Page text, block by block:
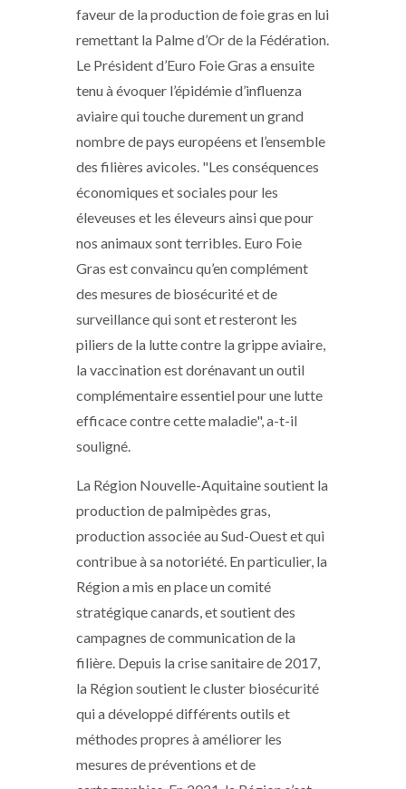
faveur de la production de foie gras en lui
remettant la Palme d’Or de la Fédération.
Le Président d’Euro Foie Gras a ensuite
tenu à évoquer l’épidémie d’influenza
aviaire qui touche durement un grand
nombre de pays européens et l’ensemble
des filières avicoles. "Les conséquences
économiques et sociales pour les
éleveuses et les éleveurs ainsi que pour
nos animaux sont terribles. Euro Foie
Gras est convaincu qu’en complément
des mesures de biosécurité et de
surveillance qui sont et resteront les
piliers de la lutte contre la grippe aviaire,
la vaccination est dorénavant un outil
complémentaire essentiel pour une lutte
efficace contre cette maladie", a-t-il
souligné.
La Région Nouvelle-Aquitaine soutient la
production de palmipèdes gras,
production associée au Sud-Ouest et qui
contribue à sa notoriété. En particulier, la
Région a mis en place un comité
stratégique canards, et soutient des
campagnes de communication de la
filière. Depuis la crise sanitaire de 2017,
la Région soutient le cluster biosécurité
qui a développé différents outils et
méthodes propres à améliorer les
mesures de préventions et de